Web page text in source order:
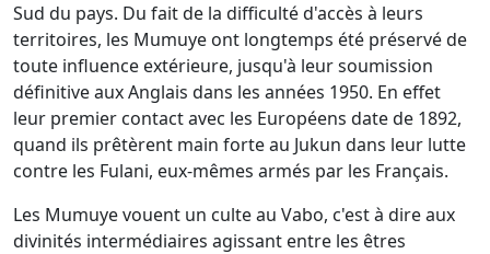
Sud du pays. Du fait de la difficulté d'accès à leurs
territoires, les Mumuye ont longtemps été préservé de
toute influence extérieure, jusqu'à leur soumission
définitive aux Anglais dans les années 1950. En effet
leur premier contact avec les Européens date de 1892,
quand ils prêtèrent main forte au Jukun dans leur lutte
contre les Fulani, eux-mêmes armés par les Français.
Les Mumuye vouent un culte au Vabo, c'est à dire aux
divinités intermédiaires agissant entre les êtres